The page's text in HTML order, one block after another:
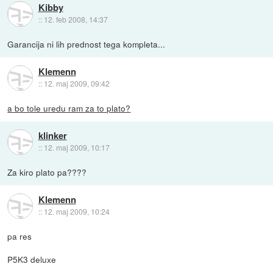
Kibby
:: 12. feb 2008, 14:37
Garancija ni lih prednost tega kompleta...
Klemenn
:: 12. maj 2009, 09:42
a bo tole uredu ram za to plato?
klinker
:: 12. maj 2009, 10:17
Za kiro plato pa????
Klemenn
:: 12. maj 2009, 10:24
pa res
P5K3 deluxe